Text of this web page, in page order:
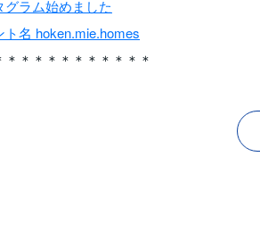
グラム始めました
ト名 hoken.mie.homes
＊＊＊＊＊＊＊＊＊＊＊